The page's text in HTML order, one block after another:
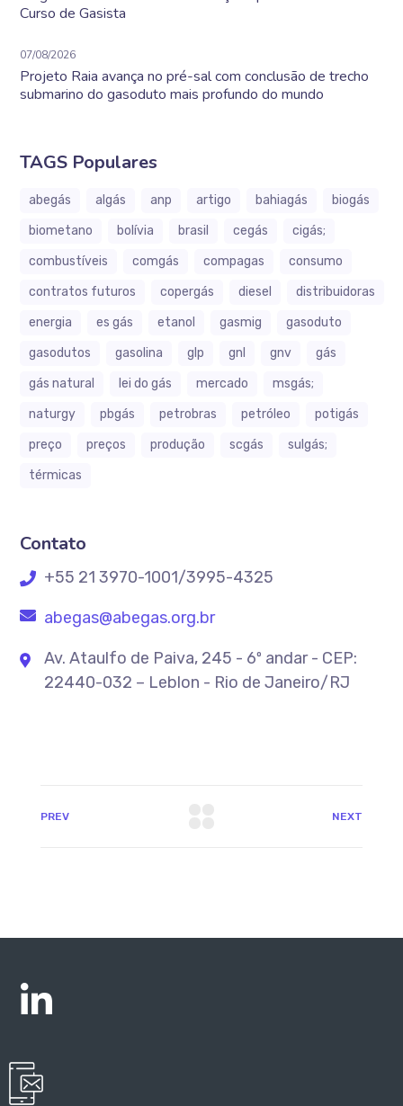
Curso de Gasista
07/08/2026
Projeto Raia avança no pré-sal com conclusão de trecho
submarino do gasoduto mais profundo do mundo
TAGS Populares
abegás algás anp artigo bahiagás
biogás
biometano
bolívia brasil cegás
cigás;
combustíveis
comgás compagas
consumo
contratos futuros
copergás diesel
distribuidoras
energia
es gás etanol gasmig
gasoduto
gasodutos
gasolina glp gnl gnv
gás
gás natural
lei do gás mercado
msgás;
naturgy
pbgás petrobras petróleo
potigás
preço
preços produção scgás
sulgás;
térmicas
Contato
+55 21 3970-1001/3995-4325
abegas@abegas.org.br
Av. Ataulfo de Paiva, 245 - 6º andar - CEP:
22440-032 – Leblon - Rio de Janeiro/RJ
PREV NEXT